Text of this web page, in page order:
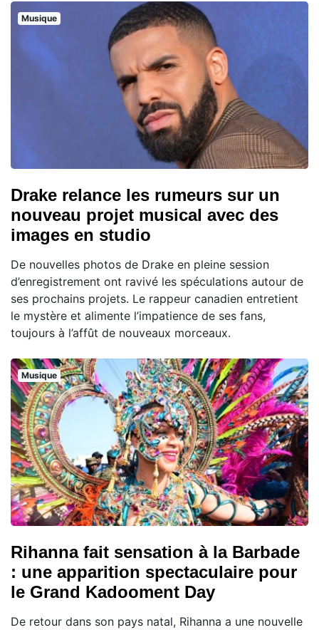
Musique
Drake relance les rumeurs sur un
nouveau projet musical avec des
images en studio
De nouvelles photos de Drake en pleine session
d’enregistrement ont ravivé les spéculations autour de
ses prochains projets. Le rappeur canadien entretient
le mystère et alimente l’impatience de ses fans,
toujours à l’affût de nouveaux morceaux.
Musique
Rihanna fait sensation à la Barbade
: une apparition spectaculaire pour
le Grand Kadooment Day
De retour dans son pays natal, Rihanna a une nouvelle